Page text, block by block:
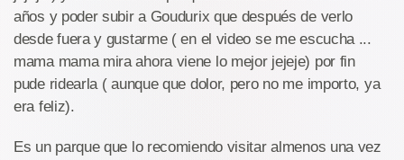
años y poder subir a Goudurix que después de verlo
desde fuera y gustarme ( en el video se me escucha ...
mama mama mira ahora viene lo mejor jejeje) por fin
pude ridearla ( aunque que dolor, pero no me importo, ya
era feliz).
Es un parque que lo recomiendo visitar almenos una vez